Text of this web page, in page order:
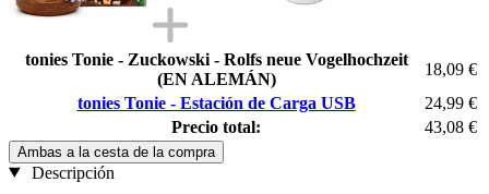
tonies Tonie - Zuckowski - Rolfs neue Vogelhochzeit
(EN ALEMÁN)
18,09 €
tonies Tonie - Estación de Carga USB
24,99 €
Precio total:
43,08 €
Ambas a la cesta de la compra
Descripción